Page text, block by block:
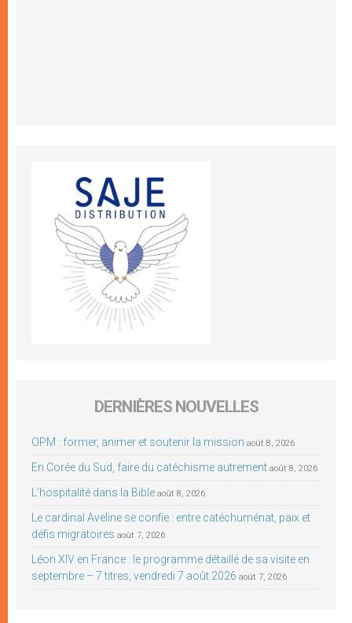
DERNIÈRES NOUVELLES
OPM : former, animer et soutenir la mission août 8, 2026
En Corée du Sud, faire du catéchisme autrement août 8, 2026
L’hospitalité dans la Bible août 8, 2026
Le cardinal Aveline se confie : entre catéchuménat, paix et
défis migratoires août 7, 2026
Léon XIV en France : le programme détaillé de sa visite en
septembre – 7 titres, vendredi 7 août 2026 août 7, 2026